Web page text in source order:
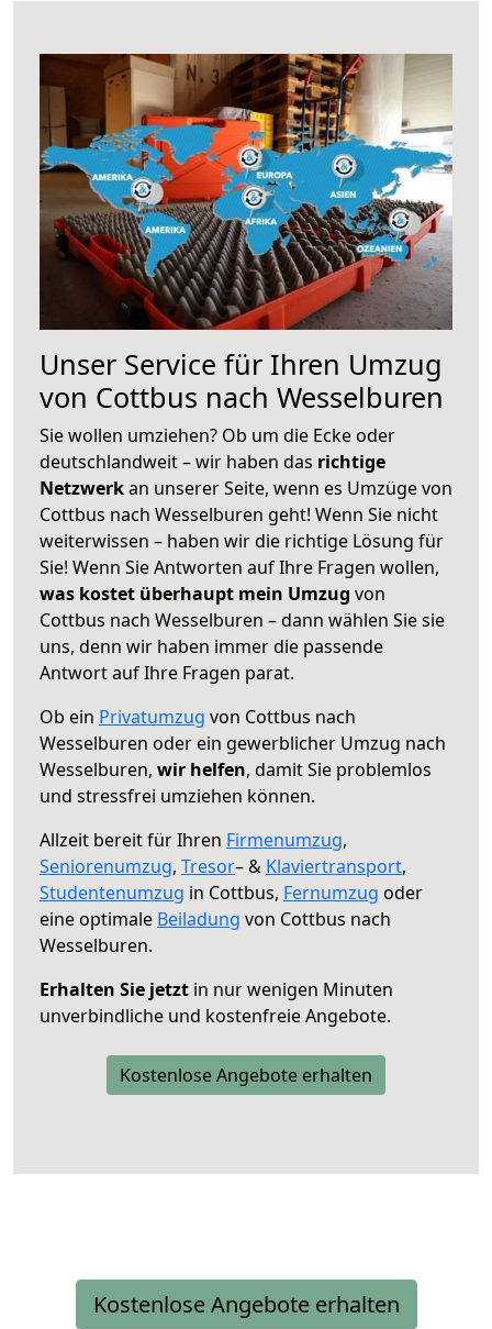
Unser Service für Ihren Umzug
von Cottbus nach Wesselburen
Sie wollen umziehen? Ob um die Ecke oder
deutschlandweit – wir haben das richtige
Netzwerkan unserer Seite, wenn es Umzüge von
Cottbus nach Wesselburen geht! Wenn Sie nicht
weiterwissen – haben wir die richtige Lösung für
Sie! Wenn Sie Antworten auf Ihre Fragen wollen,
was kostet überhaupt mein Umzug von
Cottbus nach Wesselburen – dann wählen Sie sie
uns, denn wir haben immer die passende
Antwort auf Ihre Fragen parat.
Ob ein Privatumzug von Cottbus nach
Wesselburen oder ein gewerblicher Umzug nach
Wesselburen, wir helfen, damit Sie problemlos
und stressfrei umziehen können.
Allzeit bereit für Ihren Firmenumzug,
Seniorenumzug, Tresor– & Klaviertransport,
Studentenumzug in Cottbus, Fernumzug oder
eine optimale Beiladung von Cottbus nach
Wesselburen.
Erhalten Sie jetzt in nur wenigen Minuten
unverbindliche und kostenfreie Angebote.
Kostenlose Angebote erhalten
Kostenlose Angebote erhalten